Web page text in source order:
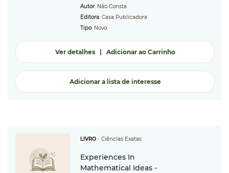
Autor: Não Consta
Editora: Casa Publicadora
Tipo: Novo
Ver detalhes| Adicionar ao Carrinho
Adicionar a lista de interesse
LIVRO - Ciências Exatas
Experiences In
Mathematical Ideas -